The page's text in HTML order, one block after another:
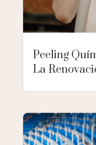
Peeling
La